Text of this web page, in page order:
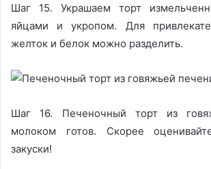
Шаг 15. Украшаем торт
яйцами и укропом. Для
желток и белок можно разделить.
Шаг 16. Печеночный торт из
молоком готов. Скорее
закуски!